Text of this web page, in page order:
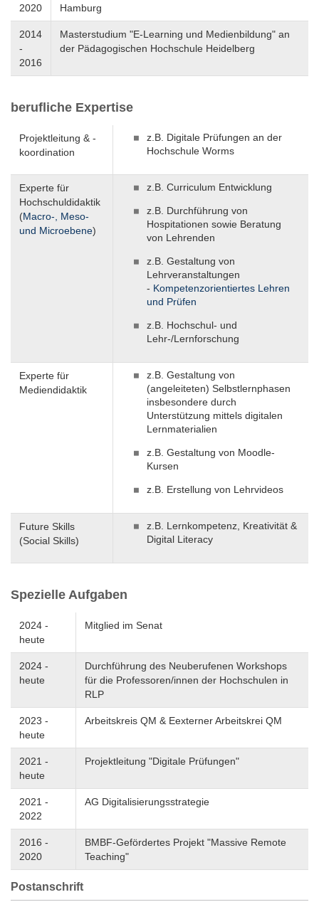
2020
Hamburg
2014
-
2016
Masterstudium "E-Learning und Medienbildung" an
der Pädagogischen Hochschule Heidelberg
berufliche Expertise
Projektleitung & -
koordination
z.B. Digitale Prüfungen an der
Hochschule Worms
Experte für
Hochschuldidaktik
(Macro-, Meso-
und Microebene)
z.B. Curriculum Entwicklung
z.B. Durchführung von
Hospitationen sowie Beratung
von Lehrenden
z.B. Gestaltung von
Lehrveranstaltungen
- Kompetenzorientiertes Lehren
und Prüfen
z.B. Hochschul- und
Lehr-/Lernforschung
Experte für
Mediendidaktik
z.B. Gestaltung von
(angeleiteten) Selbstlernphasen
insbesondere durch
Unterstützung mittels digitalen
Lernmaterialien
z.B. Gestaltung von Moodle-
Kursen
z.B. Erstellung von Lehrvideos
Future Skills
(Social Skills)
z.B. Lernkompetenz, Kreativität &
Digital Literacy
Spezielle Aufgaben
2024 -
heute
Mitglied im Senat
2024 -
heute
Durchführung des Neuberufenen Workshops
für die Professoren/innen der Hochschulen in
RLP
2023 -
heute
Arbeitskreis QM & Eexterner Arbeitskrei QM
2021 -
heute
Projektleitung "Digitale Prüfungen"
2021 -
2022
AG Digitalisierungsstrategie
2016 -
2020
BMBF-Gefördertes Projekt "Massive Remote
Teaching"
Postanschrift